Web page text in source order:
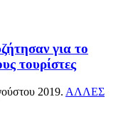
για το
τουρίστες
2019. ΑΛΛΕΣ